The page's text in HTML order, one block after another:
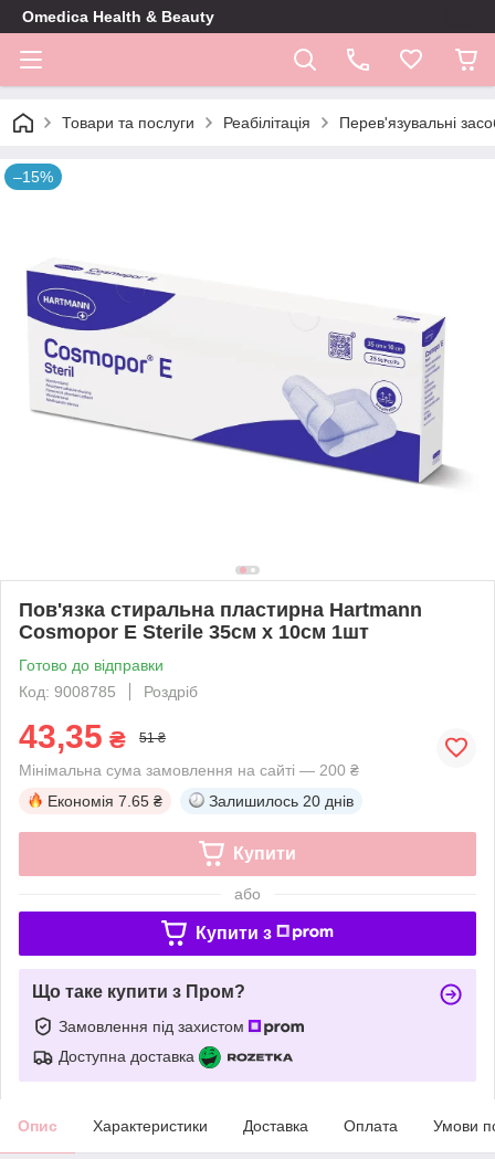
Omedica Health & Beauty
Товари та послуги Реабілітація Перев'язувальні
–15%
Пов'язка стиральна пластирна Hartmann
Cosmopor E Sterile 35см x 10см 1шт
Готово до відправки
Код: 9008785
Роздріб
43,35 ₴ 51 ₴
Мінімальна сума замовлення на сайті — 200 ₴
Економія 7.65 ₴ Залишилось 20 днів
Купити
або
Купити з
Що таке купити з Пром?
Замовлення під захистом
Доступна доставка
Опис Характеристики Доставка Оплата Умови